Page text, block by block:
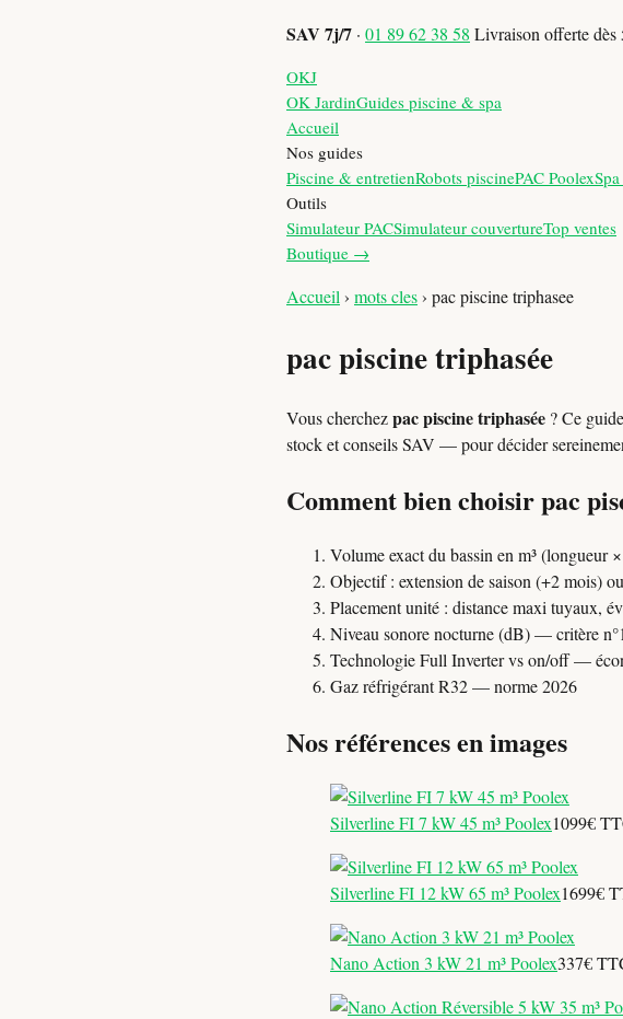
SAV 7j/7 · 01 89 62 38 58 Livraison offerte dès
OKJ
OK JardinGuides piscine & spa
Accueil
Nos guides
Piscine & entretienRobots piscinePAC Poolex
Outils
Simulateur PACSimulateur couvertureTop ventes
Boutique →
Accueil › mots cles› pac piscine triphasee
pac piscine triphasée
Vous cherchezpac piscine triphasée ? Ce
stock et conseils SAV — pour décider
Comment bien choisir pac
Volume exact du bassin en m³ (longueur
Objectif : extension de saison (+2 mois)
Placement unité : distance maxi tuyaux,
Niveau sonore nocturne (dB) — critère
Technologie Full Inverter vs on/off —
Gaz réfrigérant R32 — norme 2026
Nos références en images
Silverline FI 7 kW 45 m³ Poolex1099€
Silverline FI 12 kW 65 m³ Poolex1699€
Nano Action 3 kW 21 m³ Poolex337€